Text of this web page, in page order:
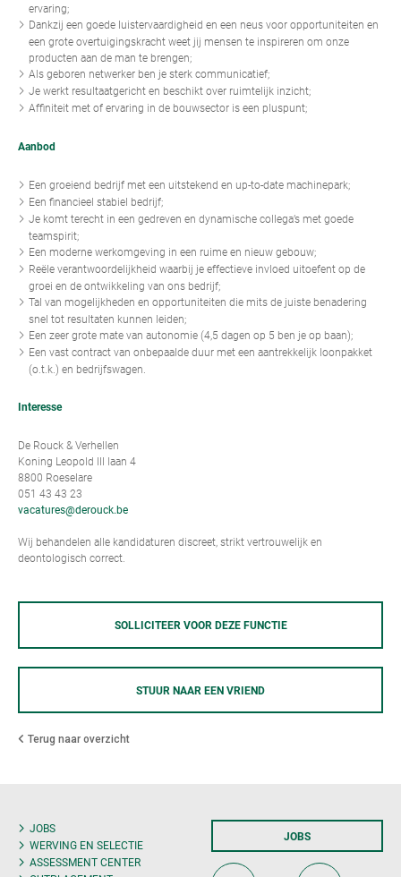
ervaring;
Dankzij een goede luistervaardigheid en een neus voor opportuniteiten en
een grote overtuigingskracht weet jij mensen te inspireren om onze
producten aan de man te brengen;
Als geboren netwerker ben je sterk communicatief;
Je werkt resultaatgericht en beschikt over ruimtelijk inzicht;
Affiniteit met of ervaring in de bouwsector is een pluspunt;
Aanbod
Een groeiend bedrijf met een uitstekend en up-to-date machinepark;
Een financieel stabiel bedrijf;
Je komt terecht in een gedreven en dynamische collega’s met goede
teamspirit;
Een moderne werkomgeving in een ruime en nieuw gebouw;
Reële verantwoordelijkheid waarbij je effectieve invloed uitoefent op de
groei en de ontwikkeling van ons bedrijf;
Tal van mogelijkheden en opportuniteiten die mits de juiste benadering
snel tot resultaten kunnen leiden;
Een zeer grote mate van autonomie (4,5 dagen op 5 ben je op baan);
Een vast contract van onbepaalde duur met een aantrekkelijk loonpakket
(o.t.k.) en bedrijfswagen.
Interesse
De Rouck & Verhellen
Koning Leopold III laan 4
8800 Roeselare
051 43 43 23
vacatures@derouck.be
Wij behandelen alle kandidaturen discreet, strikt vertrouwelijk en
deontologisch correct.
SOLLICITEER VOOR DEZE FUNCTIE
STUUR NAAR EEN VRIEND
Terug naar overzicht
JOBS
WERVING EN SELECTIE
ASSESSMENT CENTER
JOBS